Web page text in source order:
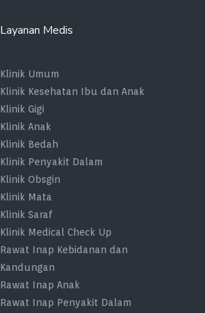
Layanan Medis
Klinik Umum
Klinik Kesehatan Ibu dan Anak
Klinik Gigi
Klinik Anak
Klinik Bedah
Klinik Penyakit Dalam
Klinik Obsgin
Klinik Mata
Klinik Saraf
Klinik Medical Check Up
Rawat Inap Kebidanan dan
Kandungan
Rawat Inap Anak
Rawat Inap Penyakit Dalam